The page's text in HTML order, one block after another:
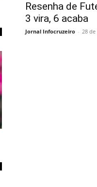
Resenha de
3 vira, 6 acaba
Jornal Infocruzeiro - 28